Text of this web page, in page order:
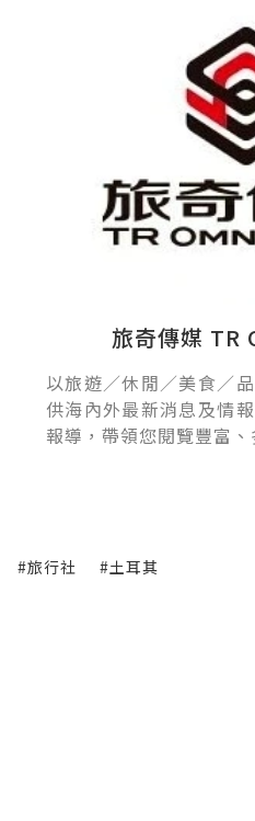
旅奇傳媒
以旅遊／休閒／美食／
供海內外最新消息及情
報導，帶領您閱覽豐富、
#旅行社 #土耳其